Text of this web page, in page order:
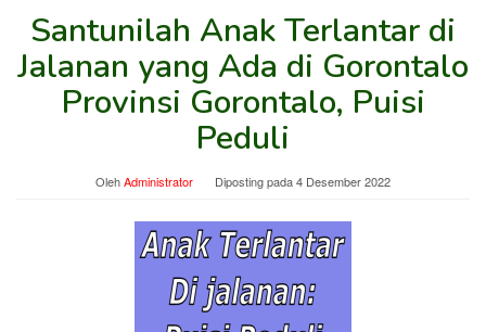
Santunilah Anak Terlantar di
Jalanan yang Ada di Gorontalo
Provinsi Gorontalo, Puisi
Peduli
OlehAdministrator Diposting pada4 Desember 2022